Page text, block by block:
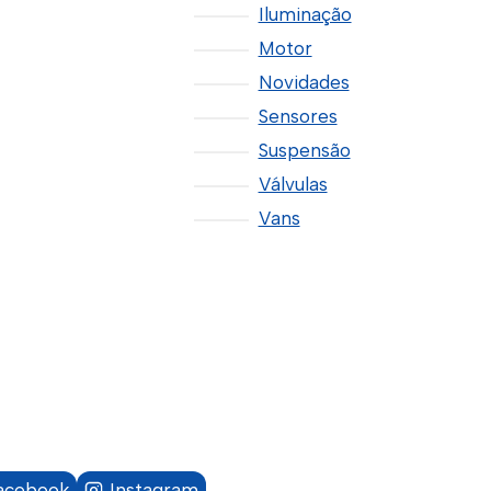
Iluminação
Motor
Novidades
Sensores
Suspensão
Válvulas
Vans